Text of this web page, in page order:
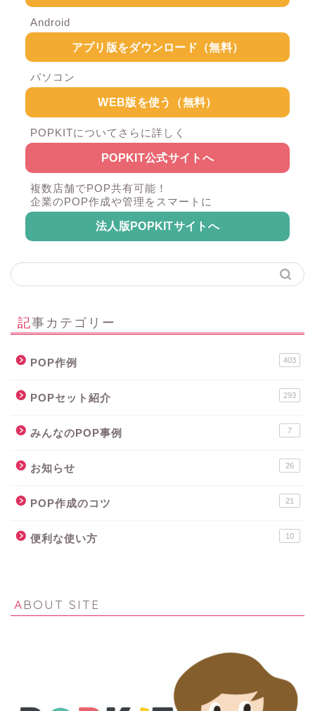
Android
アプリ版をダウンロード（無料）
パソコン
WEB版を使う（無料）
POPKITについてさらに詳しく
POPKIT公式サイトへ
複数店舗でPOP共有可能！
企業のPOP作成や管理をスマートに
法人版POPKITサイトへ
記事カテゴリー
POP作例 403
POPセット紹介 293
みんなのPOP事例 7
お知らせ 26
POP作成のコツ 21
便利な使い方 10
ABOUT SITE